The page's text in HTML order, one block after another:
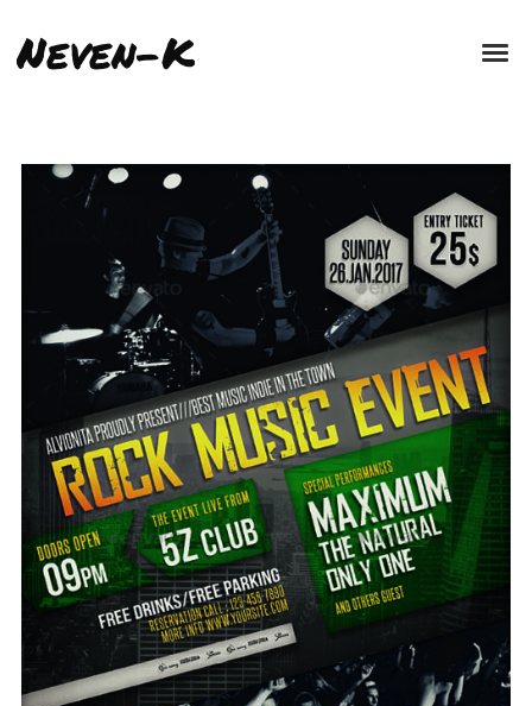
Neven-K